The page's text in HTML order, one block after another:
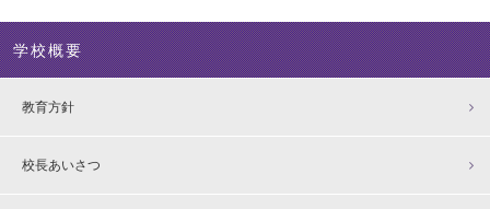
学校概要
教育方針
校長あいさつ